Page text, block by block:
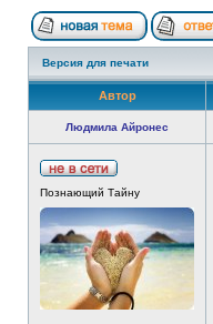
Версия для печати
Автор
Людмила Айронес
Познающий Тайну